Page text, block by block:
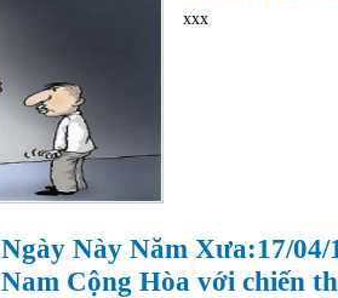
xxx
Ngày Này Năm Xưa:17/
Nam Cộng Hòa với chiến